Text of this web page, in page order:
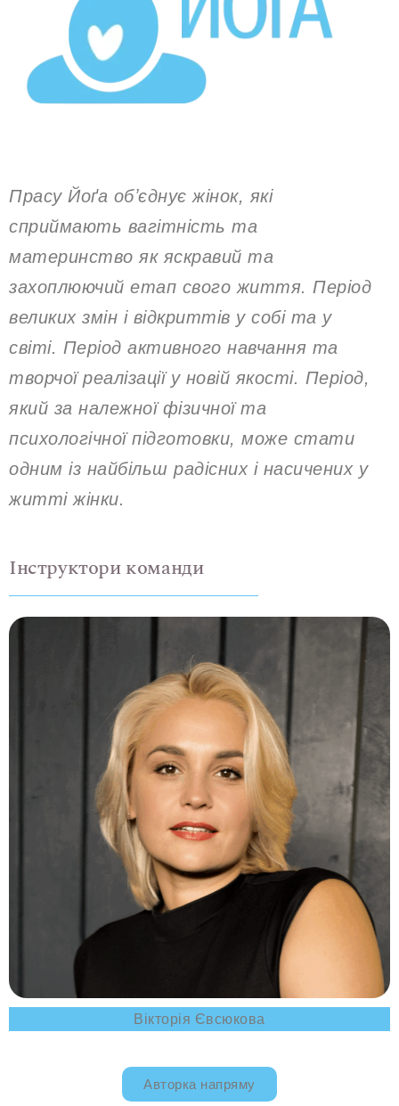
Прасу Йоґа обʼєднує жінок, які
сприймають вагітність та
материнство як яскравий та
захоплюючий етап свого життя. Період
великих змін і відкриттів у собі та у
світі. Період активного навчання та
творчої реалізації у новій якості. Період,
який за належної фізичної та
психологічної підготовки, може стати
одним із найбільш радісних і насичених у
житті жінки.
Інструктори команди
Вікторія Євсюкова
Авторка напряму